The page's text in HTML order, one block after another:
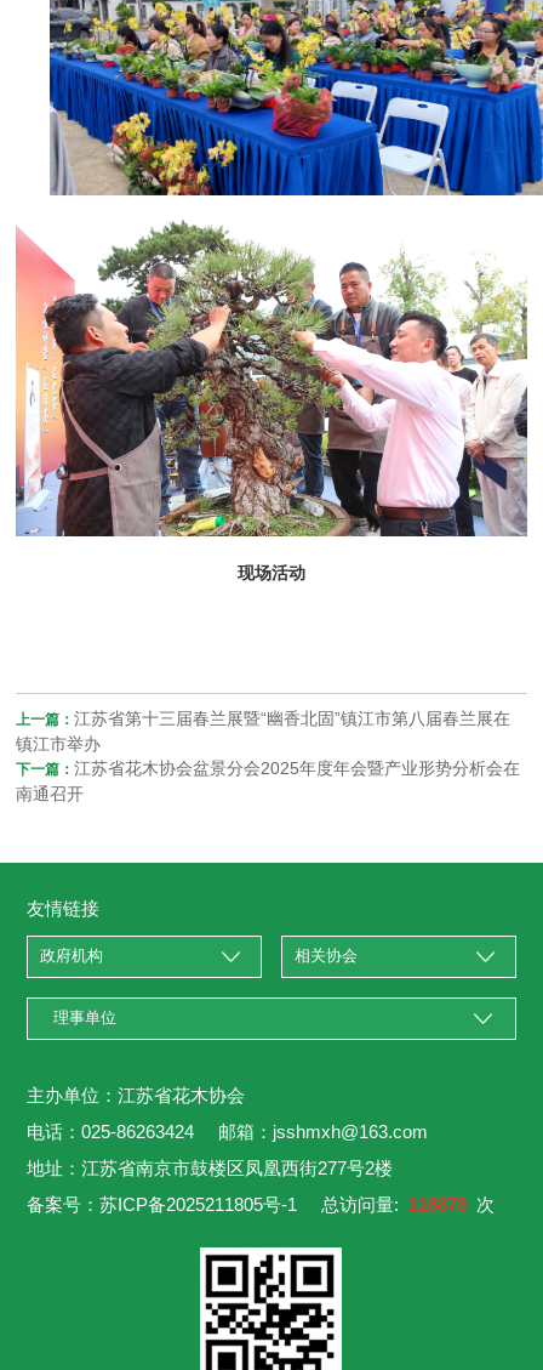
现场活动
上一篇：江苏省第十三届春兰展暨“幽香北固”镇江市第八届春兰展在
镇江市举办
下一篇：江苏省花木协会盆景分会2025年度年会暨产业形势分析会在
南通召开
友情链接
主办单位：江苏省花木协会
电话：025-86263424 邮箱：jsshmxh@163.com
地址：江苏省南京市鼓楼区凤凰西街277号2楼
备案号：苏ICP备2025211805号-1 总访问量: 118878 次